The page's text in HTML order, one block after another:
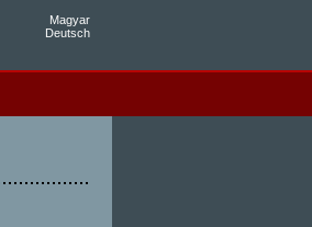
Magyar
Deutsch